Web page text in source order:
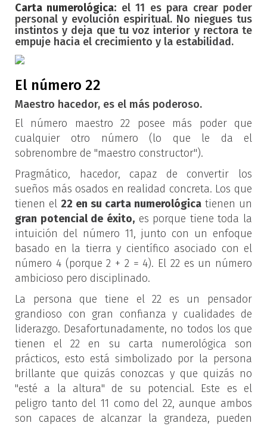
Carta numerológica: el 11 es para crear poder
personal y evolución espiritual. No niegues tus
instintos y deja que tu voz interior y rectora te
empuje hacia el crecimiento y la estabilidad.
El número 22
Maestro hacedor, es el más poderoso.
El número maestro 22 posee más poder que
cualquier otro número (lo que le da el
sobrenombre de "maestro constructor").
Pragmático, hacedor, capaz de convertir los
sueños más osados en realidad concreta. Los que
tienen el 22 en su carta numerológica tienen un
gran potencial de éxito,es porque tiene toda la
intuición del número 11, junto con un enfoque
basado en la tierra y científico asociado con el
número 4 (porque 2 + 2 = 4). El 22 es un número
ambicioso pero disciplinado.
La persona que tiene el 22 es un pensador
grandioso con gran confianza y cualidades de
liderazgo. Desafortunadamente, no todos los que
tienen el 22 en su carta numerológica son
prácticos, esto está simbolizado por la persona
brillante que quizás conozcas y que quizás no
"esté a la altura" de su potencial. Este es el
peligro tanto del 11 como del 22, aunque ambos
son capaces de alcanzar la grandeza, pueden